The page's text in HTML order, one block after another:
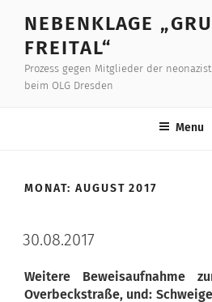
content
NEBENKLAGE
FREITAL“
Prozess gegen Mitglieder der
beim OLG Dresden
Menu
MONAT: AUGUST 2017
30.08.2017
Weitere Beweisaufnahme
Overbeckstraße, und: